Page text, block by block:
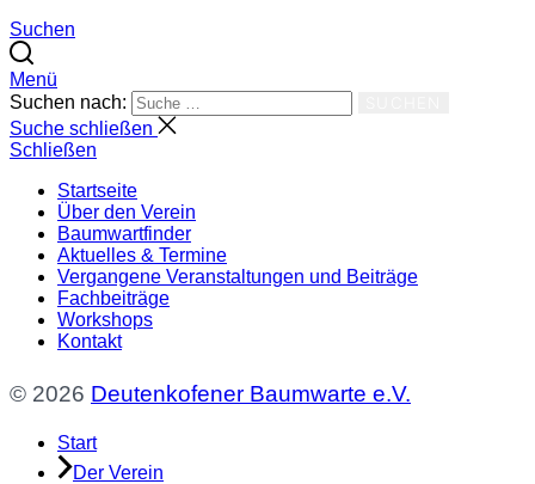
Suchen
Menü
Suchen nach:
Suche schließen
Schließen
Startseite
Über den Verein
Baumwartfinder
Aktuelles & Termine
Vergangene Veranstaltungen und Beiträge
Fachbeiträge
Workshops
Kontakt
© 2026 Deutenkofener Baumwarte e.V.
Start
Der Verein